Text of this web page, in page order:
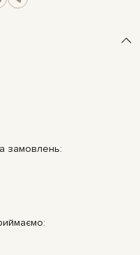
замовлень: